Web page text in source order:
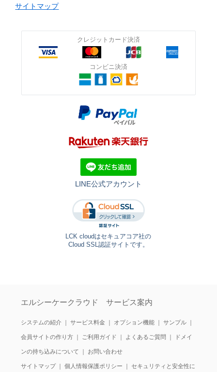
サイトマップ
クレジットカード決済
コンビニ決済
LINE公式アカウント
LCK cloudはセキュアコア社の
Cloud SSL認証サイトです。
エルシーケークラウド サービス案内
システムの紹介｜ サービス料金 オプション機能｜ サンプル｜
会員サイトの作り方｜ ご利用ガイド よくあるご質問 ドメイ
ンの持ち込みについて お問い合わせ
サイトマップ｜ 個人情報保護ポリシー セキュリティと安全性に